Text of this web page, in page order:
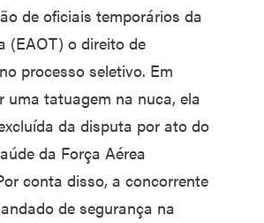
de oficiais temporários da
(EAOT) o direito de
processo seletivo. Em
uma tatuagem na nuca, ela
da disputa por ato do
da Força Aérea
conta disso, a concorrente
de segurança na